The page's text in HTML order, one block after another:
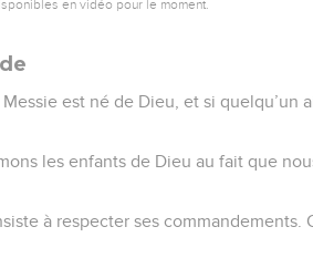
en vidéo pour le moment.
est né de Dieu, et si quelqu’un
les enfants de Dieu au fait que
à respecter ses commandements.